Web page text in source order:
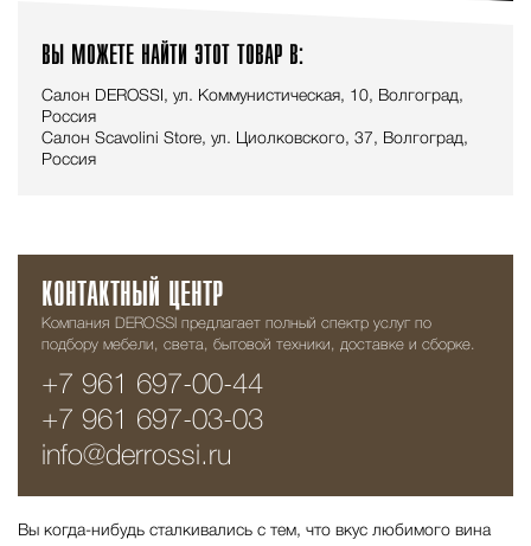
ВЫ МОЖЕТЕ НАЙТИ ЭТОТ ТОВАР В:
Салон DEROSSI, ул. Коммунистическая, 10, Волгоград,
Россия
Салон Scavolini Store, ул. Циолковского, 37, Волгоград,
Россия
КОНТАКТНЫЙ ЦЕНТР
Компания DEROSSI предлагает полный спектр услуг по
подбору мебели, света, бытовой техники, доставке и сборке.
+7 961 697-00-44
+7 961 697-03-03
info@derrossi.ru
Вы когда-нибудь сталкивались с тем, что вкус любимого вина